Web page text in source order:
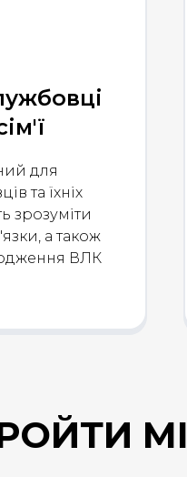
для
та їхніх
зрозуміти
а також
ВЛК